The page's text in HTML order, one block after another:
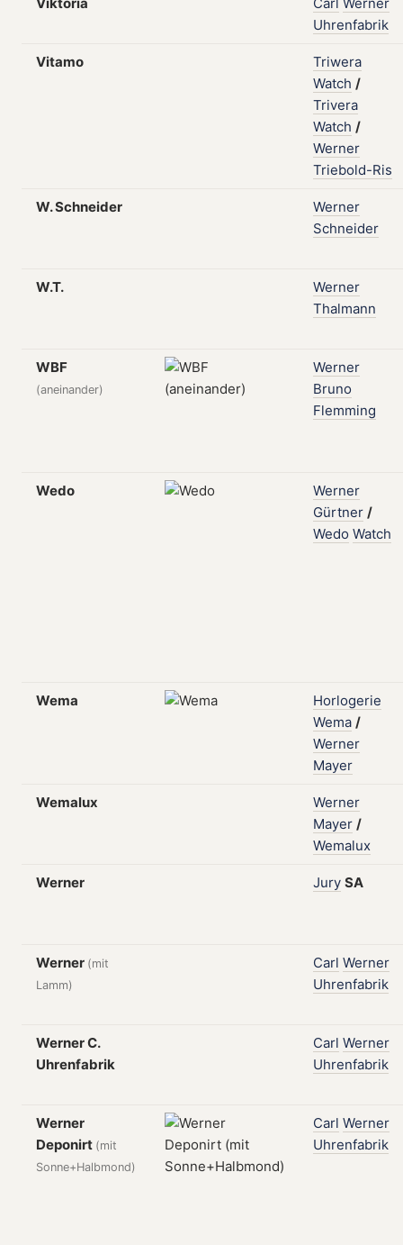
Uhrenfabrik
Vitamo
Triwera
Watch /
Trivera
Watch /
Werner
Triebold-Ris
W. Schneider
Werner
Schneider
W.T.
Werner
Thalmann
WBF
(aneinander)
Werner
Bruno
Flemming
Wedo
Werner
Gürtner /
Wedo Watch
Wema
Horlogerie
Wema /
Werner
Mayer
Wemalux
Werner
Mayer /
Wemalux
Werner Jury SA
Werner (mit
Lamm)
Carl Werner
Uhrenfabrik
Werner C.
Uhrenfabrik
Carl Werner
Uhrenfabrik
Werner
Deponirt (mit
Sonne+Halbmond)
Carl Werner
Uhrenfabrik